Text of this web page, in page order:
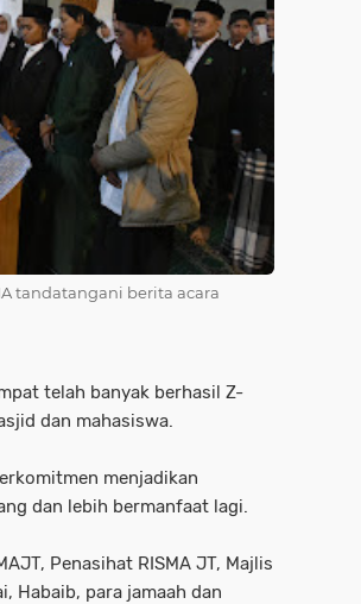
tandatangani berita acara
telah banyak berhasil Z-
dan mahasiswa.
menjadikan
dan lebih bermanfaat lagi.
Penasihat RISMA JT, Majlis
Habaib, para jamaah dan